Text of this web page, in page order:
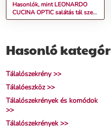
Hasonlók, mint LEONARDO
CUCINA OPTIC salátás tál szett
5részes
Hasonló
Tálalószekrény >>
Tálalóeszköz >>
Tálalószekrények és komódok
>>
Tálalószekrények >>